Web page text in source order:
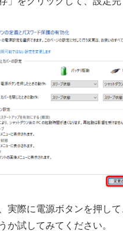
実際に電源ボタンを押し
か試してみてください。